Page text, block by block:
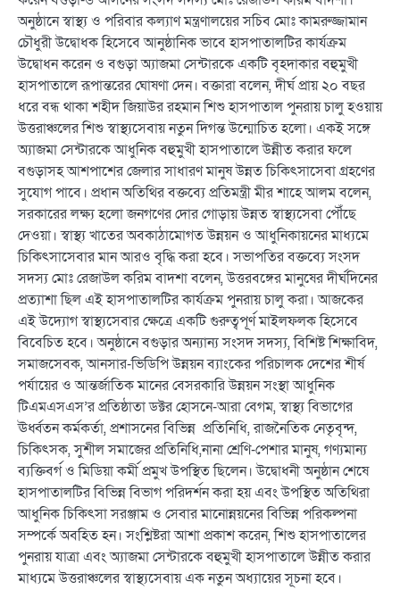
অনুষ্ঠানে স্বাস্থ্য ও পরিবার কল্যাণ মন্ত্রণালয়ের সচিব মোঃ কামরুজ্জামান
চৌধুরী উদ্বোধক হিসেবে আনুষ্ঠানিক ভাবে হাসপাতালটির কার্যক্রম
উদ্বোধন করেন ও বগুড়া অ্যাজমা সেন্টারকে একটি বৃহদাকার বহুমুখী
হাসপাতালে রূপান্তরের ঘোষণা দেন। বক্তারা বলেন, দীর্ঘ প্রায় ২০ বছর
ধরে বন্ধ থাকা শহীদ জিয়াউর রহমান শিশু হাসপাতাল পুনরায় চালু হওয়ায়
উত্তরাঞ্চলের শিশু স্বাস্থ্যসেবায় নতুন দিগন্ত উন্মোচিত হলো। একই সঙ্গে
অ্যাজমা সেন্টারকে আধুনিক বহুমুখী হাসপাতালে উন্নীত করার ফলে
বগুড়াসহ আশপাশের জেলার সাধারণ মানুষ উন্নত চিকিৎসাসেবা গ্রহণের
সুযোগ পাবে। প্রধান অতিথির বক্তব্যে প্রতিমন্ত্রী মীর শাহে আলম বলেন,
সরকারের লক্ষ্য হলো জনগণের দোর গোড়ায় উন্নত স্বাস্থ্যসেবা পৌঁছে
দেওয়া। স্বাস্থ্য খাতের অবকাঠামোগত উন্নয়ন ও আধুনিকায়নের মাধ্যমে
চিকিৎসাসেবার মান আরও বৃদ্ধি করা হবে। সভাপতির বক্তব্যে সংসদ
সদস্য মোঃ রেজাউল করিম বাদশা বলেন, উত্তরবঙ্গের মানুষের দীর্ঘদিনের
প্রত্যাশা ছিল এই হাসপাতালটির কার্যক্রম পুনরায় চালু করা। আজকের
এই উদ্যোগ স্বাস্থ্যসেবার ক্ষেত্রে একটি গুরুত্বপূর্ণ মাইলফলক হিসেবে
বিবেচিত হবে। অনুষ্ঠানে বগুড়ার অন্যান্য সংসদ সদস্য, বিশিষ্ট শিক্ষাবিদ,
সমাজসেবক, আনসার-ভিডিপি উন্নয়ন ব্যাংকের পরিচালক দেশের শীর্ষ
পর্যায়ের ও আন্তর্জাতিক মানের বেসরকারি উন্নয়ন সংস্থা আধুনিক
টিএমএসএস’র প্রতিষ্ঠাতা ডক্টর হোসনে-আরা বেগম, স্বাস্থ্য বিভাগের
ঊর্ধ্বতন কর্মকর্তা, প্রশাসনের বিভিন্ন প্রতিনিধি, রাজনৈতিক নেতৃবৃন্দ,
চিকিৎসক, সুশীল সমাজের প্রতিনিধি,নানা শ্রেণি-পেশার মানুষ, গণ্যমান্য
ব্যক্তিবর্গ ও মিডিয়া কর্মী প্রমুখ উপস্থিত ছিলেন। উদ্বোধনী অনুষ্ঠান শেষে
হাসপাতালটির বিভিন্ন বিভাগ পরিদর্শন করা হয় এবং উপস্থিত অতিথিরা
আধুনিক চিকিৎসা সরঞ্জাম ও সেবার মানোন্নয়নের বিভিন্ন পরিকল্পনা
সম্পর্কে অবহিত হন। সংশ্লিষ্টরা আশা প্রকাশ করেন, শিশু হাসপাতালের
পুনরায় যাত্রা এবং অ্যাজমা সেন্টারকে বহুমুখী হাসপাতালে উন্নীত করার
মাধ্যমে উত্তরাঞ্চলের স্বাস্থ্যসেবায় এক নতুন অধ্যায়ের সূচনা হবে।